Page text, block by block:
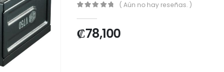
( Aún no hay reseñas. )
₡78,100